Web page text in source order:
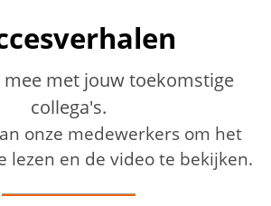
mee met jouw toekomstige
collega's.
onze medewerkers om het
lezen en de video te bekijken.